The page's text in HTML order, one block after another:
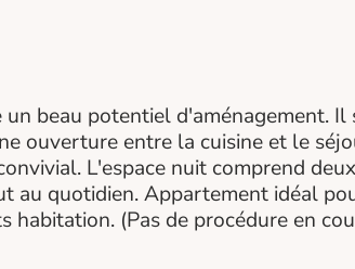
beau potentiel d'aménagement. Il
ouverture entre la cuisine et le
L'espace nuit comprend
au quotidien. Appartement idéal
(Pas de procédure en